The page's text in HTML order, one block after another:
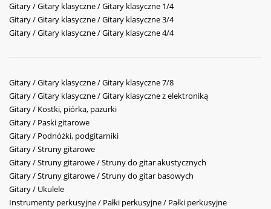
Gitary / Gitary klasyczne / Gitary klasyczne 1/4
Gitary / Gitary klasyczne / Gitary klasyczne 3/4
Gitary / Gitary klasyczne / Gitary klasyczne 4/4
Gitary / Gitary klasyczne / Gitary klasyczne 7/8
Gitary / Gitary klasyczne / Gitary klasyczne z elektroniką
Gitary / Kostki, piórka, pazurki
Gitary / Paski gitarowe
Gitary / Podnóżki, podgitarniki
Gitary / Struny gitarowe
Gitary / Struny gitarowe / Struny do gitar akustycznych
Gitary / Struny gitarowe / Struny do gitar basowych
Gitary / Ukulele
Instrumenty perkusyjne / Pałki perkusyjne / Pałki perkusyjne